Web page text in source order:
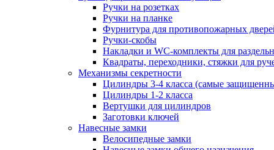
Ручки на розетках
Ручки на планке
Фурнитура для противопожарных
Ручки-скобы
Накладки и WC-комплекты для
Квадраты, переходники, стяжки для
Механизмы секретности
Цилиндры 3-4 класса (самые
Цилиндры 1-2 класса
Вертушки для цилиндров
Заготовки ключей
Навесные замки
Велосипедные замки